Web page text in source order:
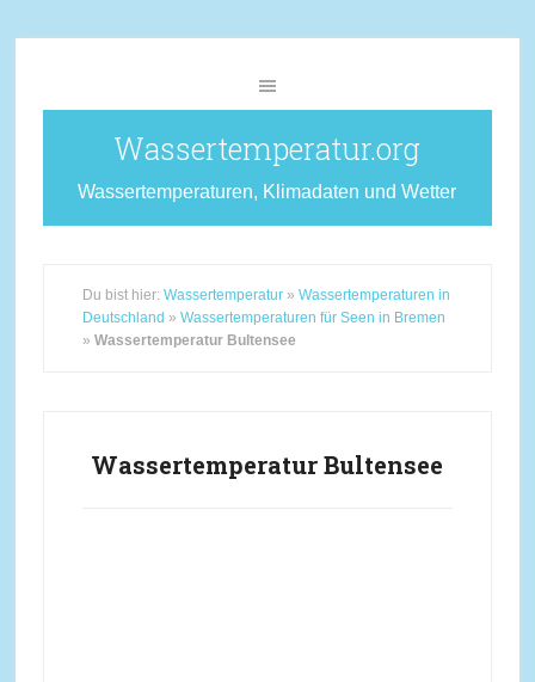
Wassertemperatur.org
Wassertemperaturen, Klimadaten und Wetter
Du bist hier: Wassertemperatur» Wassertemperaturen in
Deutschland » Wassertemperaturen für Seen in Bremen
» Wassertemperatur Bultensee
Wassertemperatur Bultensee